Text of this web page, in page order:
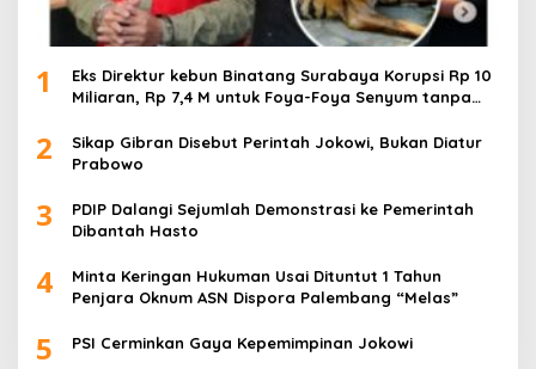
1
Eks Direktur kebun Binatang Surabaya Korupsi Rp 10
Miliaran, Rp 7,4 M untuk Foya-Foya Senyum tanpa
2
Sikap Gibran Disebut Perintah Jokowi, Bukan Diatur
Prabowo
3
PDIP Dalangi Sejumlah Demonstrasi ke Pemerintah
Dibantah Hasto
4
Minta Keringan Hukuman Usai Dituntut 1 Tahun
Penjara Oknum ASN Dispora Palembang “Melas”
5 PSI Cerminkan Gaya Kepemimpinan Jokowi